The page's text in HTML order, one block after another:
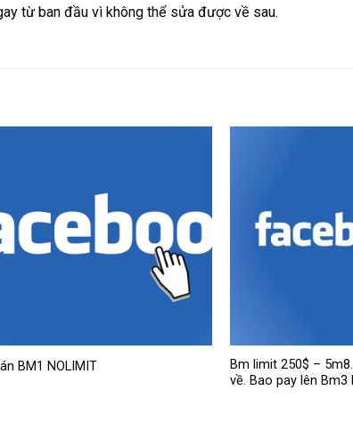
từ ban đầu vì không thể sửa được về sau.
BM1 NOLIMIT
Bm limit 250$ –
về. Bao pay lên Bm3